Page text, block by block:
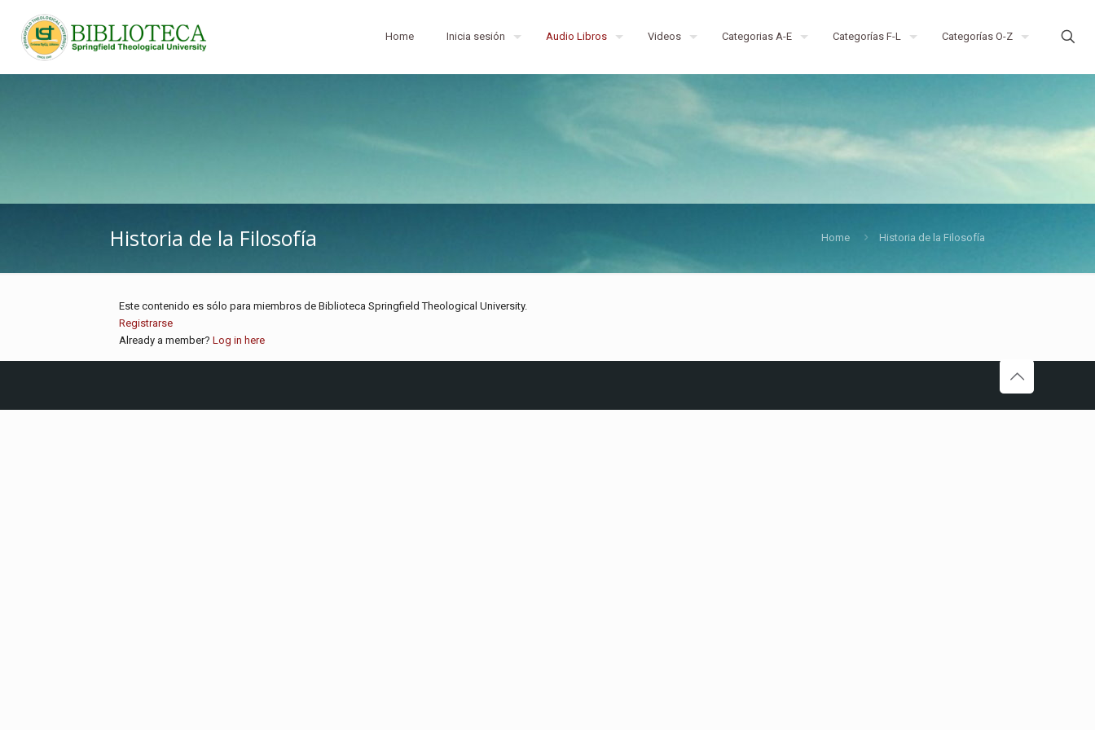
Home Inicia sesión Audio Libros Videos Categorias A-E Categorías F-L Categorías O-Z
Historia de la Filosofía Home Historia de la Filosofía
Este contenido es sólo para miembros de Biblioteca Springfield Theological University.
Registrarse
Already a member? Log in here